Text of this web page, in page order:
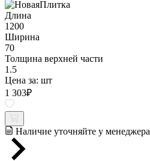
Длина
1200
Ширина
70
Толщина верхней части
1.5
Цена за: шт
1 303₽
Наличие уточняйте у менеджера